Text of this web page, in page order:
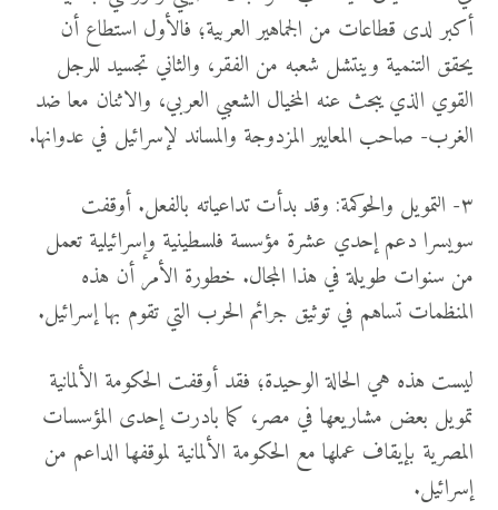
أكبر لدى قطاعات من الجماهير العربية؛ فالأول استطاع أن
يحقق التنمية وينتشل شعبه من الفقر، والثاني تجسيد للرجل
القوي الذي يبحث عنه المخيال الشعبي العربي، والاثنان معا ضد
الغرب- صاحب المعايير المزدوجة والمساند لإسرائيل في عدوانها.
٣- التمويل والحوكمة: وقد بدأت تداعياته بالفعل. أوقفت
سويسرا دعم إحدي عشرة مؤسسة فلسطينية وإسرائيلية تعمل
من سنوات طويلة في هذا المجال. خطورة الأمر أن هذه
المنظمات تساهم في توثيق جرائم الحرب التي تقوم بها إسرائيل.
ليست هذه هي الحالة الوحيدة؛ فقد أوقفت الحكومة الألمانية
تمويل بعض مشاريعها في مصر، كما بادرت إحدى المؤسسات
المصرية بإيقاف عملها مع الحكومة الألمانية لموقفها الداعم من
إسرائيل.